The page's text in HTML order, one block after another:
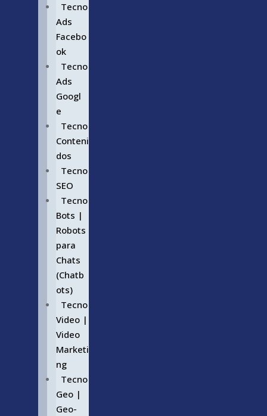
Tecno
Ads
Facebo
ok
Tecno
Ads
Googl
e
Tecno
Conteni
dos
Tecno
SEO
Tecno
Bots |
Robots
para
Chats
(Chatb
ots)
Tecno
Video |
Video
Marketi
ng
Tecno
Geo |
Geo-